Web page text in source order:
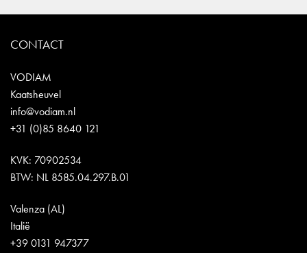
CONTACT
VODIAM
Kaatsheuvel
info@vodiam.nl
+31 (0)85 8640 121
KVK: 70902534
BTW: NL 8585.04.297.B.01
Valenza (AL)
Italië
+39 0131 947377